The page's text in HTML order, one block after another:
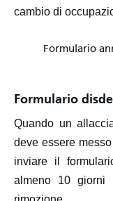
cambio di
Formulario
Formulario
Quando un
deve essere
inviare il
almeno 10 giorni